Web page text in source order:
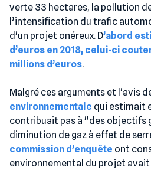
verte 33 hectares, la pollution
l’intensification du trafic
d'un projet onéreux. D’abord
d’euros en 2018, celui-ci
millions d’euros.
Malgré ces arguments et l'avis
environnementale qui estimait
contribuait pas à "des objectifs
diminution de gaz à effet de
commission d’enquête ont
environnemental du projet